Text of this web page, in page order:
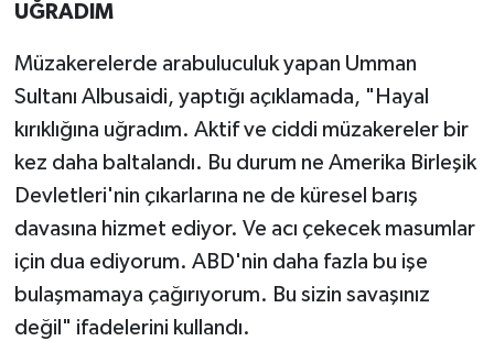
UĞRADIM
Müzakerelerde arabuluculuk yapan Umman
Sultanı Albusaidi, yaptığı açıklamada, "Hayal
kırıklığına uğradım. Aktif ve ciddi müzakereler bir
kez daha baltalandı. Bu durum ne Amerika Birleşik
Devletleri'nin çıkarlarına ne de küresel barış
davasına hizmet ediyor. Ve acı çekecek masumlar
için dua ediyorum. ABD'nin daha fazla bu işe
bulaşmamaya çağırıyorum. Bu sizin savaşınız
değil" ifadelerini kullandı.